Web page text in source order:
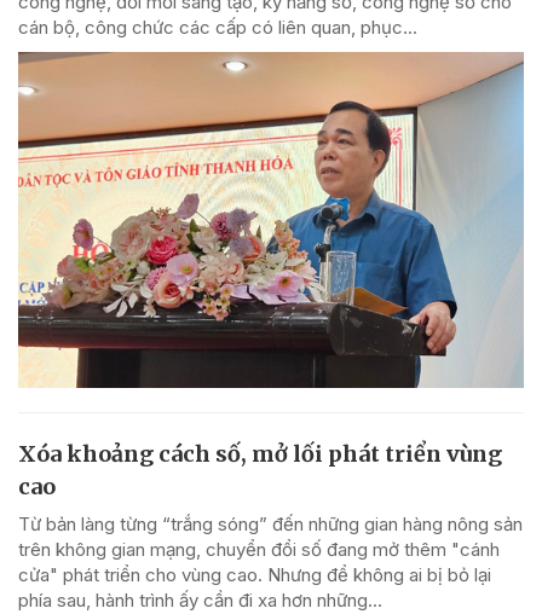
cán bộ, công chức các cấp có liên quan, phục...
Xóa khoảng cách số, mở lối phát triển vùng
cao
Từ bản làng từng “trắng sóng” đến những gian hàng nông sản
trên không gian mạng, chuyển đổi số đang mở thêm "cánh
cửa" phát triển cho vùng cao. Nhưng để không ai bị bỏ lại
phía sau, hành trình ấy cần đi xa hơn những...